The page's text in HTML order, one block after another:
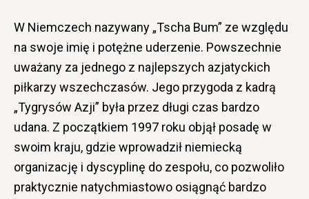
W Niemczech nazywany „Tscha Bum” ze względu
na swoje imię i potężne uderzenie. Powszechnie
uważany za jednego z najlepszych azjatyckich
piłkarzy wszechczasów. Jego przygoda z kadrą
„Tygrysów Azji” była przez długi czas bardzo
udana. Z początkiem 1997 roku objął posadę w
swoim kraju, gdzie wprowadził niemiecką
organizację i dyscyplinę do zespołu, co pozwoliło
praktycznie natychmiastowo osiągnąć bardzo